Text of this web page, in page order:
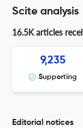
Scite analysis
16.5K articles
9,235
Supporting
Editorial notices